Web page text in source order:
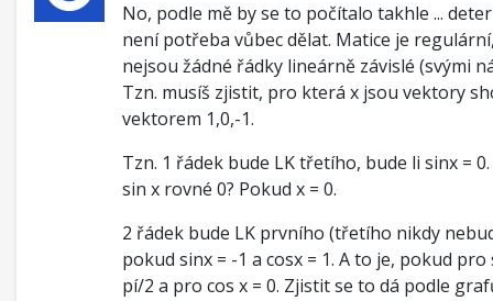
No, podle mě by se to počítalo takhle ...
není potřeba vůbec dělat. Matice je
nejsou žádné řádky lineárně závislé (svými
Tzn. musíš zjistit, pro která x jsou vektory
vektorem 1,0,-1.
Tzn. 1 řádek bude LK třetího, bude li sinx = 0.
sin x rovné 0? Pokud x = 0.
2 řádek bude LK prvního (třetího nikdy
pokud sinx = -1 a cosx = 1. A to je, pokud pro
pí/2 a pro cos x = 0. Zjistit se to dá podle